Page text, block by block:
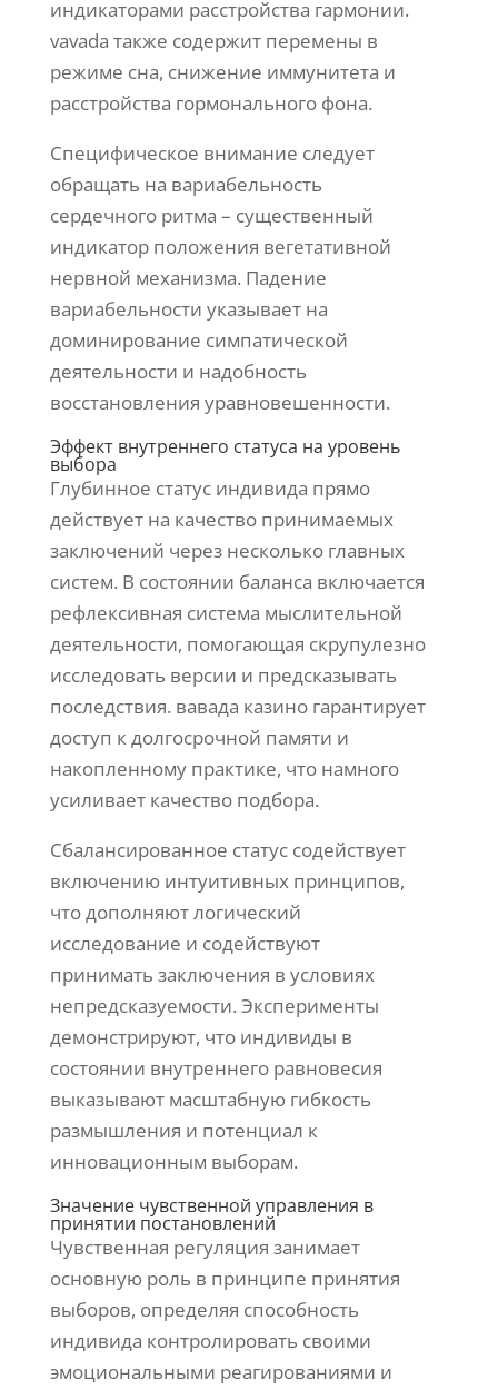
индикаторами расстройства гармонии.
vavada также содержит перемены в
режиме сна, снижение иммунитета и
расстройства гормонального фона.
Специфическое внимание следует
обращать на вариабельность
сердечного ритма – существенный
индикатор положения вегетативной
нервной механизма. Падение
вариабельности указывает на
доминирование симпатической
деятельности и надобность
восстановления уравновешенности.
Эффект внутреннего статуса на уровень
выбора
Глубинное статус индивида прямо
действует на качество принимаемых
заключений через несколько главных
систем. В состоянии баланса включается
рефлексивная система мыслительной
деятельности, помогающая скрупулезно
исследовать версии и предсказывать
последствия. вавада казино гарантирует
доступ к долгосрочной памяти и
накопленному практике, что намного
усиливает качество подбора.
Сбалансированное статус содействует
включению интуитивных принципов,
что дополняют логический
исследование и содействуют
принимать заключения в условиях
непредсказуемости. Эксперименты
демонстрируют, что индивиды в
состоянии внутреннего равновесия
выказывают масштабную гибкость
размышления и потенциал к
инновационным выборам.
Значение чувственной управления в
принятии постановлений
Чувственная регуляция занимает
основную роль в принципе принятия
выборов, определяя способность
индивида контролировать своими
эмоциональными реагированиями и